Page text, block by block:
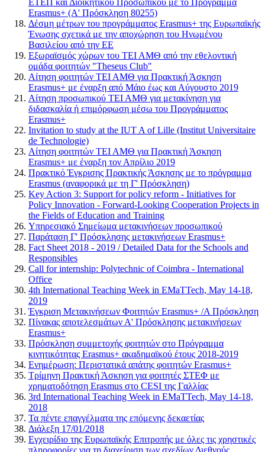
Erasmus+ (Α' Πρόσκληση 80255)
Δέσμη μέτρων του προγράμματος Erasmus+ της Ευρωπαϊκής
Ένωσης σχετικά με την αποχώρηση του Ηνωμένου
Βασιλείου από την ΕΕ
Εξωραϊσμός χώρων του ΤΕΙ ΑΜΘ από την εθελοντική
ομάδα φοιτητών "Theseus Club"
Αίτηση φοιτητών ΤΕΙ ΑΜΘ για Πρακτική Άσκηση
Erasmus+ με έναρξη από Μάιο έως και Αύγουστο 2019
Αίτηση προσωπικού ΤΕΙ ΑΜΘ για μετακίνηση για
διδασκαλία ή επιμόρφωση μέσω του Προγράμματος
Erasmus+
Invitation to study at the IUT A of Lille (Institut Universitaire
de Technologie)
Αίτηση φοιτητών ΤΕΙ ΑΜΘ για Πρακτική Άσκηση
Erasmus+ με έναρξη τον Απρίλιο 2019
Πρακτικό Έγκρισης Πρακτικής Άσκησης με το πρόγραμμα
Erasmus (αναφορικά με τη Γ' Πρόσκληση)
Key Action 3: Support for policy reform - Initiatives for
Policy Innovation - Forward-Looking Cooperation Projects in
the Fields of Education and Training
Υπηρεσιακό Σημείωμα μετακινήσεων προσωπικού
Παράταση Γ' Πρόσκλησης μετακινήσεων Erasmus+
Fact Sheet 2018 - 2019 / Detailed Data for the Schools and
Responsibles
Call for internship: Polytechnic of Coimbra - International
Office
4th International Teaching Week in EMaTTech, May 14-18,
2019
Έγκριση Μετακινήσεων Φοιτητών Erasmus+ /A Πρόσκληση
Πίνακας αποτελεσμάτων Α' Πρόσκλησης μετακινήσεων
Erasmus+
Πρόσκληση συμμετοχής φοιτητών στο Πρόγραμμα
κινητικότητας Erasmus+ ακαδημαϊκού έτους 2018-2019
Ενημέρωση: Περιστατικά απάτης φοιτητών Erasmus+
Τρίμηνη Πρακτική Άσκηση για φοιτητές ΣΤΕΦ με
χρηματοδότηση Erasmus στο CESI της Γαλλίας
3rd International Teaching Week in EMaTTech, May 14-18,
2018
Τα πέντε επαγγέλματα της επόμενης δεκαετίας
Διάλεξη 17/01/2018
Εγχειρίδιο της Ευρωπαϊκής Επιτροπής με όλες τις χρηστικές
πληροφορίες για τη διαχείριση των σχεδίων Διεθνούς